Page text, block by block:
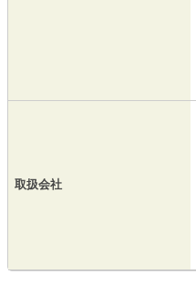
取扱会社